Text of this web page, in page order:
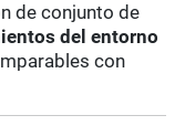
de conjunto de
del entorno
con